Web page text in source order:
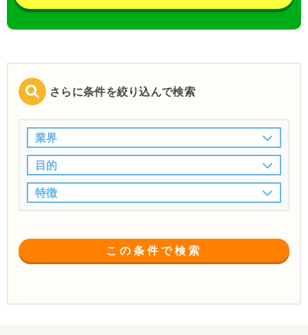
さらに条件を絞り込んで検索
業界
目的
特徴
この条件で検索